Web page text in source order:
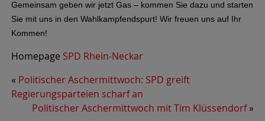
Gemeinsam geben wir jetzt Gas – kommen Sie dazu und starten
Sie mit uns in den Wahlkampfendspurt! Wir freuen uns auf Ihr
Kommen!
Homepage SPD Rhein-Neckar
« Politischer Aschermittwoch: SPD greift
Regierungsparteien scharf an
Politischer Aschermittwoch mit Tim Klüssendorf»